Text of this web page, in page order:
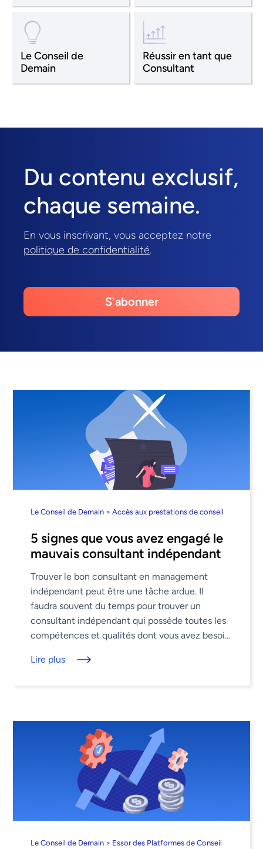
Le Conseil de
Demain
Réussir en tant que
Consultant
Du contenu exclusif,
chaque semaine.
En vous inscrivant, vous acceptez notre
politique de confidentialité.
S'abonner
Le Conseil de Demain > Accès aux prestations de conseil
5 signes que vous avez engagé le
mauvais consultant indépendant
Trouver le bon consultant en management
indépendant peut être une tâche ardue. Il
faudra souvent du temps pour trouver un
consultant indépendant qui possède toutes les
compétences et qualités dont vous avez besoin
Lire plus
Le Conseil de Demain > Essor des Platformes de Conseil